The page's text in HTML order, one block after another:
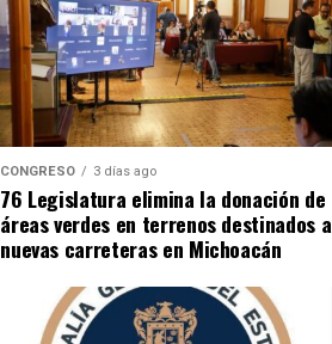
CONGRESO 3 días ago
76 Legislatura elimina la donación de
áreas verdes en terrenos destinados a
nuevas carreteras en Michoacán